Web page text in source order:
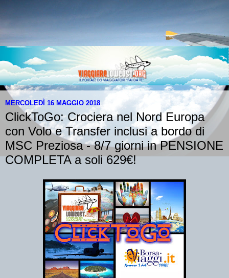
MERCOLEDÌ 16 MAGGIO 2018
ClickToGo: Crociera nel Nord Europa
con Volo e Transfer inclusi a bordo di
MSC Preziosa - 8/7 giorni in PENSIONE
COMPLETA a soli 629€!